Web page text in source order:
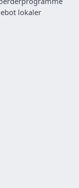
lokaler